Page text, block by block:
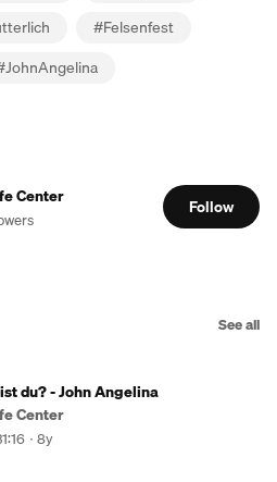
#Felsenfest
JohnAngelina
Center Follow
See all
du? - John Angelina
Center
8y